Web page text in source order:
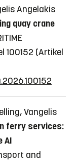
Angelakis
quay crane
100152 (Artikel
Vangelis
ferry services:
AI
and